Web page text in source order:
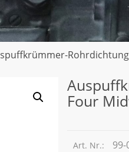
Four
Art. Nr.: 99-